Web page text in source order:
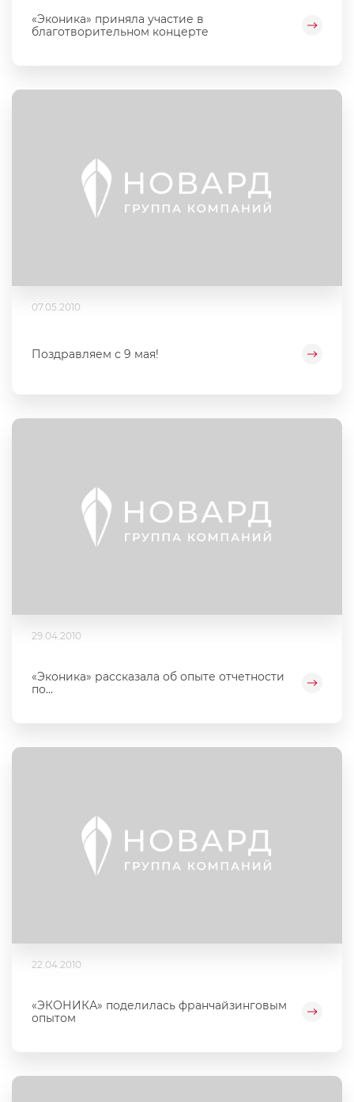
«Эконика» приняла участие в
благотворительном концерте
07.05.2010
Поздравляем с 9 мая!
29.04.2010
«Эконика» рассказала об опыте отчетности
по...
22.04.2010
«ЭКОНИКА» поделилась франчайзинговым
опытом